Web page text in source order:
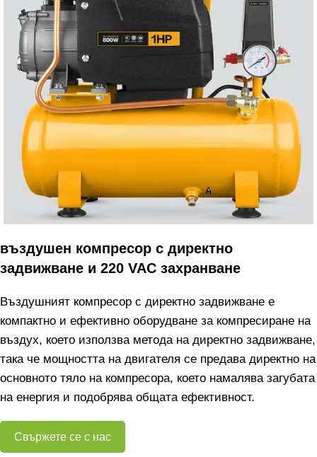
въздушен компресор с директно
задвижване и 220 VAC захранване
Въздушният компресор с директно задвижване е
компактно и ефективно оборудване за компресиране на
въздух, което използва метода на директно задвижване,
така че мощността на двигателя се предава директно на
основното тяло на компресора, което намалява загубата
на енергия и подобрява общата ефективност.
Свържете се с нас